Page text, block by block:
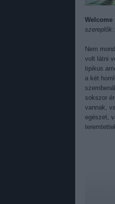
Welcome
Nem
volt látni
tipikus
a két
sokszor
vannak,
egészet,